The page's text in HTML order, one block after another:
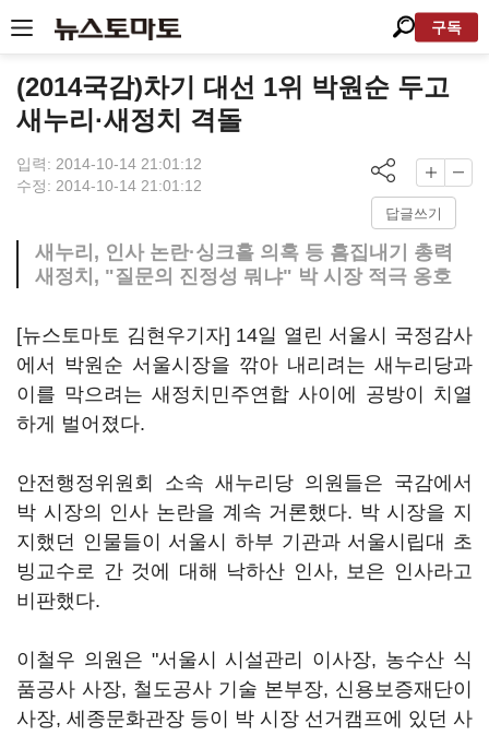
구독
(2014국감)차기 대선 1위 박원순 두고
새누리·새정치 격돌
입력: 2014-10-14 21:01:12
수정: 2014-10-14 21:01:12
답글쓰기
새누리, 인사 논란·싱크홀 의혹 등 흠집내기 총력
새정치, "질문의 진정성 뭐냐" 박 시장 적극 옹호
[뉴스토마토 김현우기자] 14일 열린 서울시 국정감사
에서 박원순 서울시장을 깎아 내리려는 새누리당과
이를 막으려는 새정치민주연합 사이에 공방이 치열
하게 벌어졌다.
안전행정위원회 소속 새누리당 의원들은 국감에서
박 시장의 인사 논란을 계속 거론했다. 박 시장을 지
지했던 인물들이 서울시 하부 기관과 서울시립대 초
빙교수로 간 것에 대해 낙하산 인사, 보은 인사라고
비판했다.
이철우 의원은 "서울시 시설관리 이사장, 농수산 식
품공사 사장, 철도공사 기술 본부장, 신용보증재단이
사장, 세종문화관장 등이 박 시장 선거캠프에 있던 사